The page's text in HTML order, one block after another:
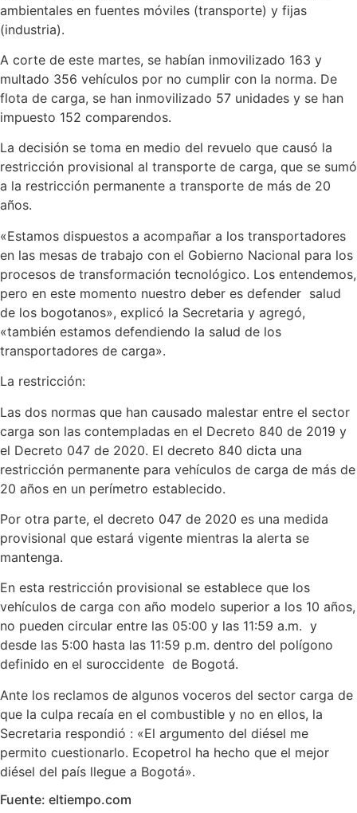
ambientales en fuentes móviles (transporte) y fijas
(industria).
A corte de este martes, se habían inmovilizado 163 y
multado 356 vehículos por no cumplir con la norma. De
flota de carga, se han inmovilizado 57 unidades y se han
impuesto 152 comparendos.
La decisión se toma en medio del revuelo que causó la
restricción provisional al transporte de carga, que se sumó
a la restricción permanente a transporte de más de 20
años.
«Estamos dispuestos a acompañar a los transportadores
en las mesas de trabajo con el Gobierno Nacional para los
procesos de transformación tecnológico. Los entendemos,
pero en este momento nuestro deber es defender salud
de los bogotanos», explicó la Secretaria y agregó,
«también estamos defendiendo la salud de los
transportadores de carga».
La restricción:
Las dos normas que han causado malestar entre el sector
carga son las contempladas en el Decreto 840 de 2019 y
el Decreto 047 de 2020. El decreto 840 dicta una
restricción permanente para vehículos de carga de más de
20 años en un perímetro establecido.
Por otra parte, el decreto 047 de 2020 es una medida
provisional que estará vigente mientras la alerta se
mantenga.
En esta restricción provisional se establece que los
vehículos de carga con año modelo superior a los 10 años,
no pueden circular entre las 05:00 y las 11:59 a.m. y
desde las 5:00 hasta las 11:59 p.m. dentro del polígono
definido en el suroccidente de Bogotá.
Ante los reclamos de algunos voceros del sector carga de
que la culpa recaía en el combustible y no en ellos, la
Secretaria respondió : «El argumento del diésel me
permito cuestionarlo. Ecopetrol ha hecho que el mejor
diésel del país llegue a Bogotá».
Fuente: eltiempo.com